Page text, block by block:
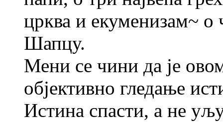
црква и екуменизам~ о
Шапцу.
Мени се чини да је
објективно гледање
Истина спасти, а не